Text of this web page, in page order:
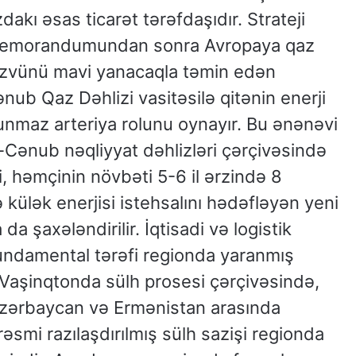
əsas ticarət tərəfdaşıdır. Strateji
sonra Avropaya qaz
mavi yanacaqla təmin edən
Qaz Dəhlizi vasitəsilə qitənin enerji
arteriya rolunu oynayır. Bu ənənəvi
nəqliyyat dəhlizləri çərçivəsində
həmçinin növbəti 5-6 il ərzində 8
enerjisi istehsalını hədəfləyən yeni
da şaxələndirilir. İqtisadi və logistik
tərəfi regionda yaranmış
sülh prosesi çərçivəsində,
və Ermənistan arasında
razılaşdırılmış sülh sazişi regionda